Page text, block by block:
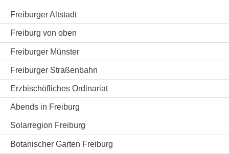
Freiburger Altstadt
Freiburg von oben
Freiburger Münster
Freiburger Straßenbahn
Erzbischöfliches Ordinariat
Abends in Freiburg
Solarregion Freiburg
Botanischer Garten Freiburg